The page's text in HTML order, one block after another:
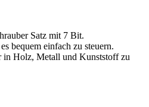
Satz mit 7 Bit.
bequem einfach zu steuern.
in Holz, Metall und Kunststoff zu